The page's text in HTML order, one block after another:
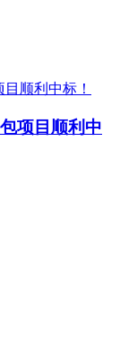
项目顺利中